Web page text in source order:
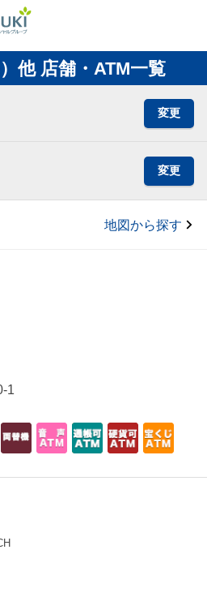
他 店舗・ATM一覧
変更
変更
地図から探す
1